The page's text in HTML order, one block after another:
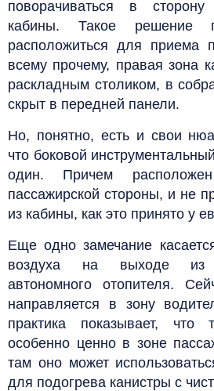
поворачиваться в
кабины. Такое решение
расположиться для
всему прочему, правая зона
раскладным столиком, в
скрыт в передней панели.
Но, понятно, есть и свои
что боковой
один. Причем
пассажирской стороны, и не
из кабины, как это принято у
Еще одно замечание
воздуха на выходе из
автономного отопителя.
направляется в зону
практика показывает, что
особенно ценно в зоне
там оно может
для подогрева канистры с